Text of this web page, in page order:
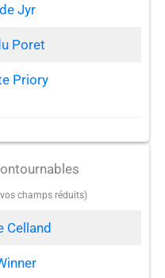
Jyr
Poret
Priory
champs réduits)
Celland